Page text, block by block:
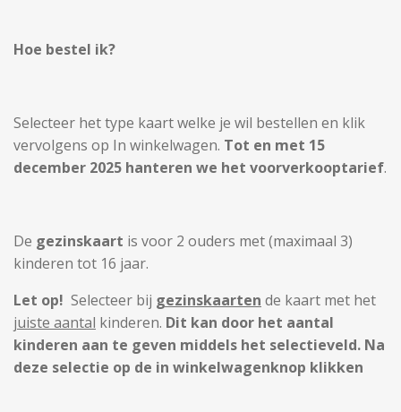
Hoe bestel ik?
Selecteer het type kaart welke je wil bestellen en klik
vervolgens op In winkelwagen. Tot en met 15
december 2025 hanteren we het voorverkooptarief.
De gezinskaart is voor 2 ouders met (maximaal 3)
kinderen tot 16 jaar.
Let op! Selecteer bij gezinskaarten de kaart met het
juiste aantal kinderen. Dit kan door het aantal
kinderen aan te geven middels het selectieveld. Na
deze selectie op de in winkelwagenknop klikken